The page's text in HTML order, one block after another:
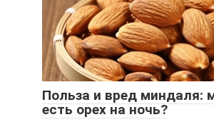
Польза и вред миндаля:
есть орех на ночь?